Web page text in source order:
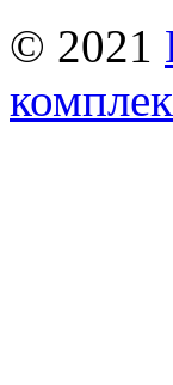
© 2021